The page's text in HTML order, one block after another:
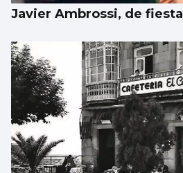
Javier Ambrossi, de